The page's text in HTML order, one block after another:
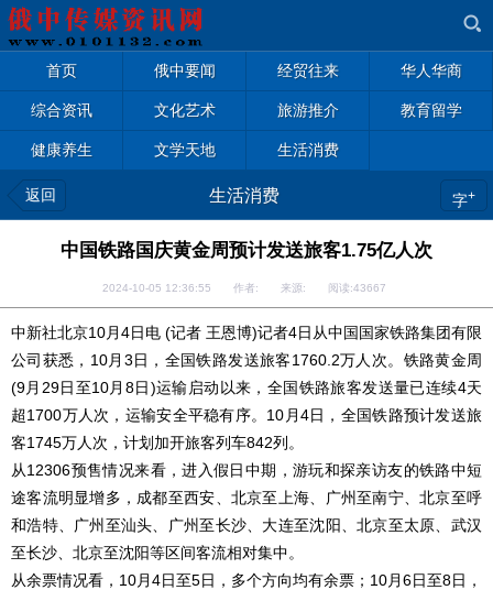
首页 俄中要闻 经贸往来 华人华商
综合资讯 文化艺术 旅游推介 教育留学
健康养生 文学天地 生活消费
返回 生活消费 字+
中国铁路国庆黄金周预计发送旅客1.75亿人次
2024-10-05 12:36:55 作者: 来源: 阅读:43667
中新社北京10月4日电 (记者 王恩博)记者4日从中国国家铁路集团有限
公司获悉，10月3日，全国铁路发送旅客1760.2万人次。铁路黄金周
(9月29日至10月8日)运输启动以来，全国铁路旅客发送量已连续4天
超1700万人次，运输安全平稳有序。10月4日，全国铁路预计发送旅
客1745万人次，计划加开旅客列车842列。
从12306预售情况来看，进入假日中期，游玩和探亲访友的铁路中短
途客流明显增多，成都至西安、北京至上海、广州至南宁、北京至呼
和浩特、广州至汕头、广州至长沙、大连至沈阳、北京至太原、武汉
至长沙、北京至沈阳等区间客流相对集中。
从余票情况看，10月4日至5日，多个方向均有余票；10月6日至8日，